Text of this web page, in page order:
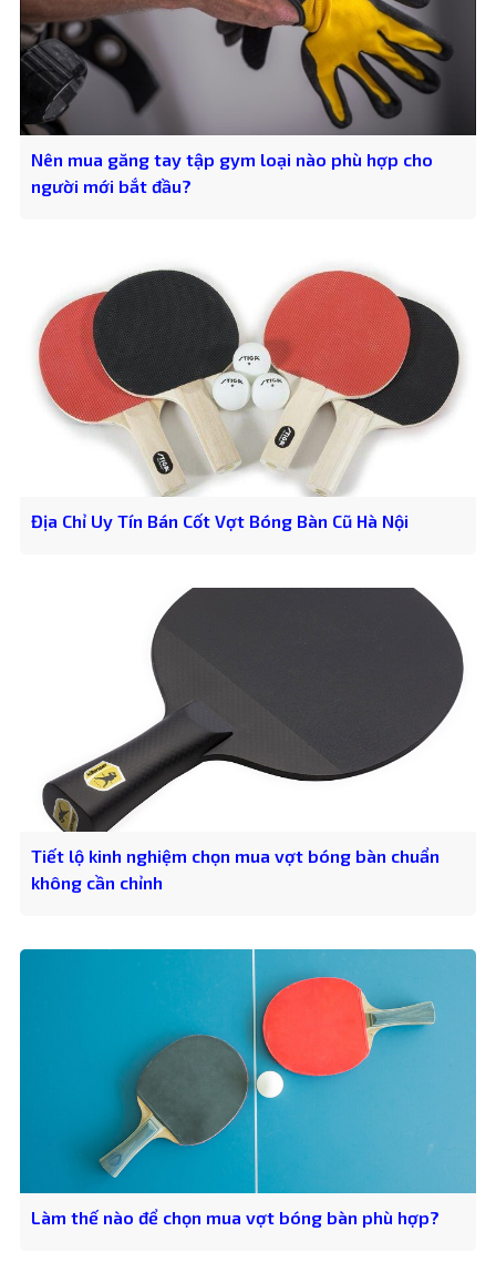
Nên mua găng tay tập gym loại nào phù hợp cho
người mới bắt đầu?
Địa Chỉ Uy Tín Bán Cốt Vợt Bóng Bàn Cũ Hà Nội
Tiết lộ kinh nghiệm chọn mua vợt bóng bàn chuẩn
không cần chỉnh
Làm thế nào để chọn mua vợt bóng bàn phù hợp?